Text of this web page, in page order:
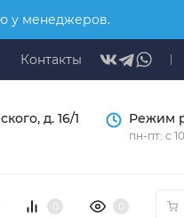
у менеджеров.
Контакты
д. 16/1 Режим
пн-пт: с